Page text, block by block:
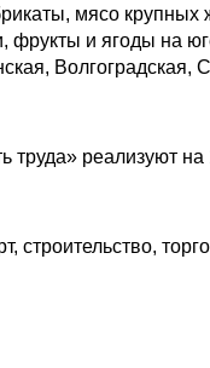
мясо
и ягоды на
Волгоградская,
труда» реализуют
строительство,